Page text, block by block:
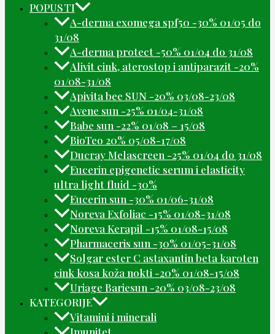
POPUSTI
A-derma exomega spf50 -30% 01/05 do
31/08
A-derma protect -50% 01/04 do 31/08
Alivit cink, aterostop i antiparazit -20%
01/08-31/08
Apivita bee SUN -20% 03/08-23/08
Avene sun -25% 01/04-31/08
Babe sun -22% 01/08 – 15/08
BioTeo 20% 05/08-17/08
Ducray Melascreen -25% 01/04 do 31/08
Eucerin epigenetic serum i elasticity
ultra light fluid -30%
Eucerin sun -30% 01/06-31/08
Noreva Exfoliac -15% 01/08-31/08
Noreva Kerapil -15% 01/08-15/08
Pharmaceris sun -30% 01/05-31/08
Solgar ester C astaxantin beta karoten
cink kosa koža nokti -20% 01/08-15/08
Uriage Bariesun -20% 03/08-23/08
KATEGORIJE
Vitamini i minerali